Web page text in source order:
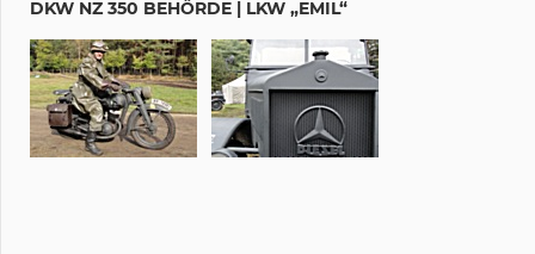
DKW NZ 350 BEHÖRDE | LKW „EMIL“